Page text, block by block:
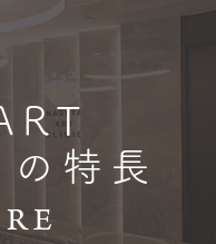
特長